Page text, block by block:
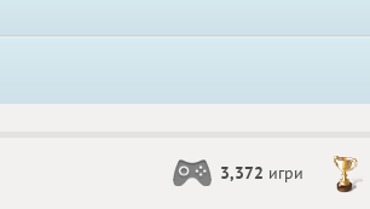
3,372 игри